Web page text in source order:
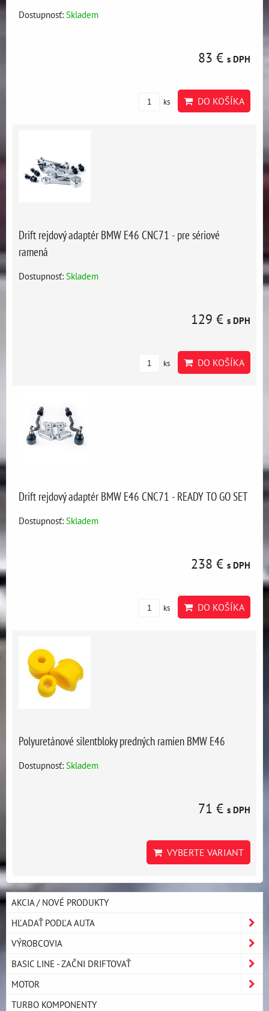
Dostupnosť: Skladem
83 € s DPH
ks DO KOŠÍKA
Drift rejdový adaptér BMW E46 CNC71 - pre sériové
ramená
Dostupnosť: Skladem
129 € s DPH
ks DO KOŠÍKA
Drift rejdový adaptér BMW E46 CNC71 - READY TO GO SET
Dostupnosť: Skladem
238 € s DPH
ks DO KOŠÍKA
Polyuretánové silentbloky predných ramien BMW E46
Dostupnosť: Skladem
71 € s DPH
VYBERTE VARIANT
AKCIA / NOVÉ PRODUKTY
HĽADAŤ PODĽA AUTA
VÝROBCOVIA
BASIC LINE - ZAČNI DRIFTOVAŤ
MOTOR
TURBO KOMPONENTY